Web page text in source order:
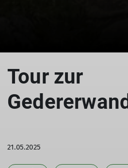
Tour zur
Gedererwand
21.05.2025